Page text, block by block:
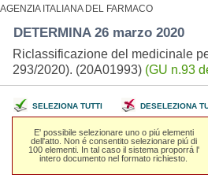
AGENZIA ITALIANA DEL FARMACO
DETERMINA 26 marzo 2020
Riclassificazione del medicinale
293/2020). (20A01993) (GU n.93
SELEZIONA TUTTI DESELEZIONA
E' possibile selezionare uno o piú elementi
dell'atto. Non é consentito selezionare piú di
100 elementi. In tal caso il sistema proporrá l'
intero documento nel formato richiesto.